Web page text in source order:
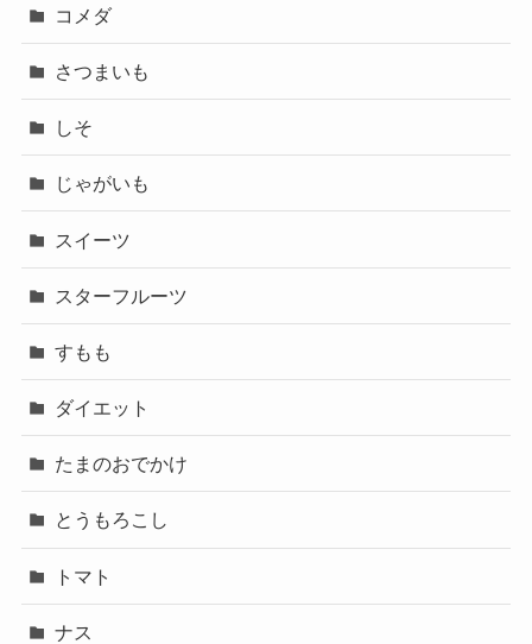
コメダ
さつまいも
しそ
じゃがいも
スイーツ
スターフルーツ
すもも
ダイエット
たまのおでかけ
とうもろこし
トマト
ナス